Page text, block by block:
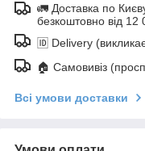
🚛 Доставка по
безкоштовно від 12
🆔 Delivery
🏠 Самовивіз
Всі умови доставки